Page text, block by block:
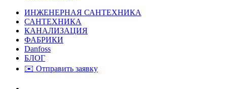
ИНЖЕНЕРНАЯ САНТЕХНИКА
САНТЕХНИКА
КАНАЛИЗАЦИЯ
ФАБРИКИ
Danfoss
БЛОГ
✉️ Отправить заявку